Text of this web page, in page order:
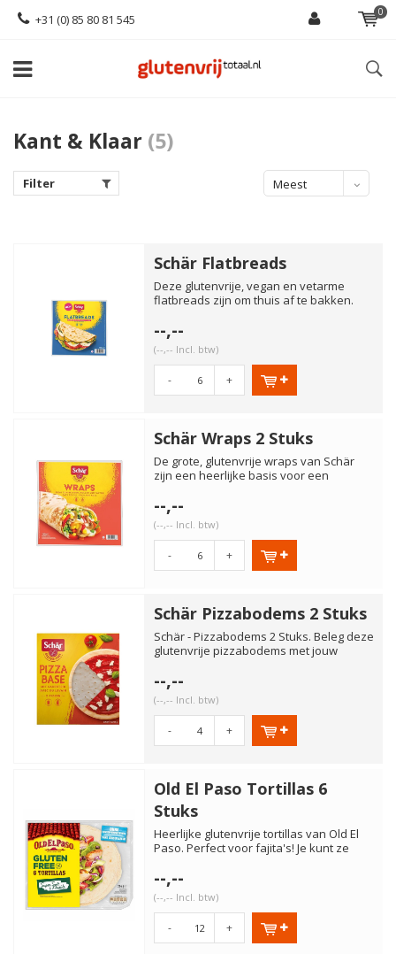
+31 (0) 85 80 81 545 0
Kant & Klaar (5)
Filter
Meest
Schär Flatbreads
Deze glutenvrije, vegan en vetarme
flatbreads zijn om thuis af te bakken.
--,--
(--,-- Incl. btw)
- +
Schär Wraps 2 Stuks
De grote, glutenvrije wraps van Schär
zijn een heerlijke basis voor een
--,--
(--,-- Incl. btw)
- +
Schär Pizzabodems 2 Stuks
Schär - Pizzabodems 2 Stuks. Beleg deze
glutenvrije pizzabodems met jouw
--,--
(--,-- Incl. btw)
- +
Old El Paso Tortillas 6
Stuks
Heerlijke glutenvrije tortillas van Old El
Paso. Perfect voor fajita's! Je kunt ze
--,--
(--,-- Incl. btw)
- +